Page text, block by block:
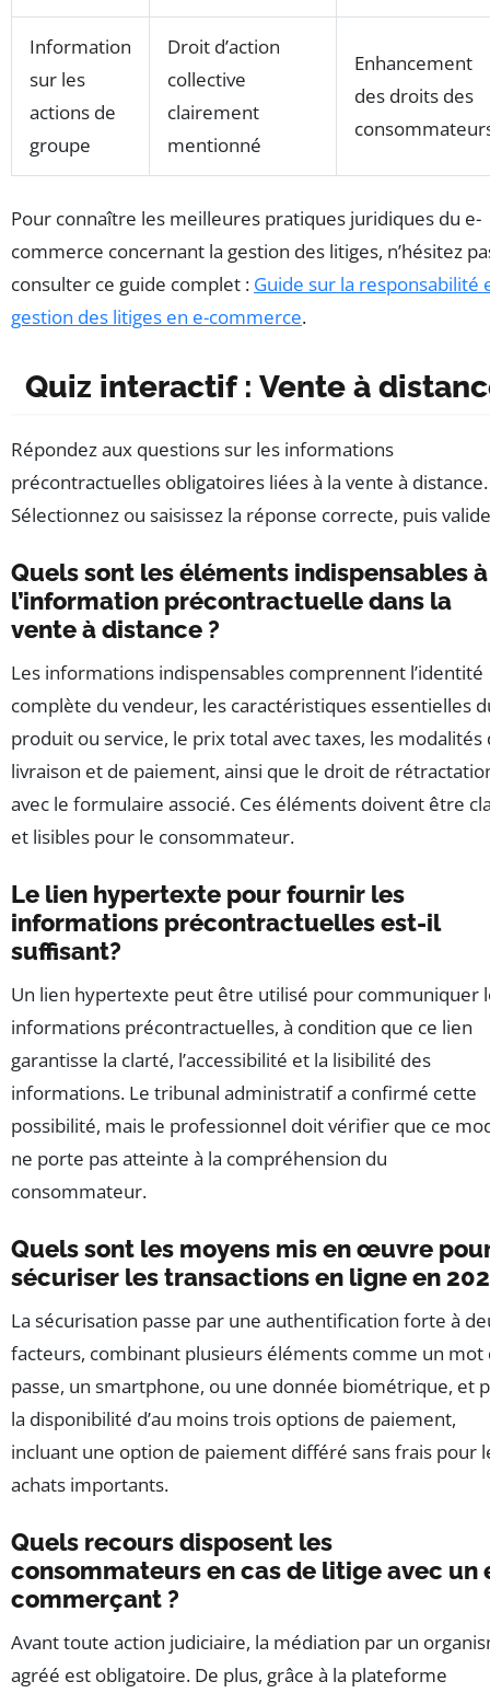
Information
sur les
actions de
groupe
Droit d’action
collective
clairement
mentionné
Enhancement
des droits des
Pour connaître les meilleures pratiques juridiques du e-
commerce concernant la gestion des litiges, n’hésitez
consulter ce guide complet : Guide sur la responsabilité
gestion des litiges en e-commerce.
Quiz interactif : Vente à
Répondez aux questions sur les informations
précontractuelles obligatoires liées à la vente à distance.
Sélectionnez ou saisissez la réponse correcte, puis
Quels sont les éléments indispensables à
l’information précontractuelle dans la
vente à distance ?
Les informations indispensables comprennent l’identité
complète du vendeur, les caractéristiques essentielles
produit ou service, le prix total avec taxes, les modalités
livraison et de paiement, ainsi que le droit de
avec le formulaire associé. Ces éléments doivent être
et lisibles pour le consommateur.
Le lien hypertexte pour fournir les
informations précontractuelles est-il
suffisant?
Un lien hypertexte peut être utilisé pour communiquer
informations précontractuelles, à condition que ce lien
garantisse la clarté, l’accessibilité et la lisibilité des
informations. Le tribunal administratif a confirmé cette
possibilité, mais le professionnel doit vérifier que ce
ne porte pas atteinte à la compréhension du
consommateur.
Quels sont les moyens mis en œuvre
sécuriser les transactions en ligne en
La sécurisation passe par une authentification forte à
facteurs, combinant plusieurs éléments comme un mot
passe, un smartphone, ou une donnée biométrique, et
la disponibilité d’au moins trois options de paiement,
incluant une option de paiement différé sans frais pour
achats importants.
Quels recours disposent les
consommateurs en cas de litige avec un
commerçant ?
Avant toute action judiciaire, la médiation par un
agréé est obligatoire. De plus, grâce à la plateforme